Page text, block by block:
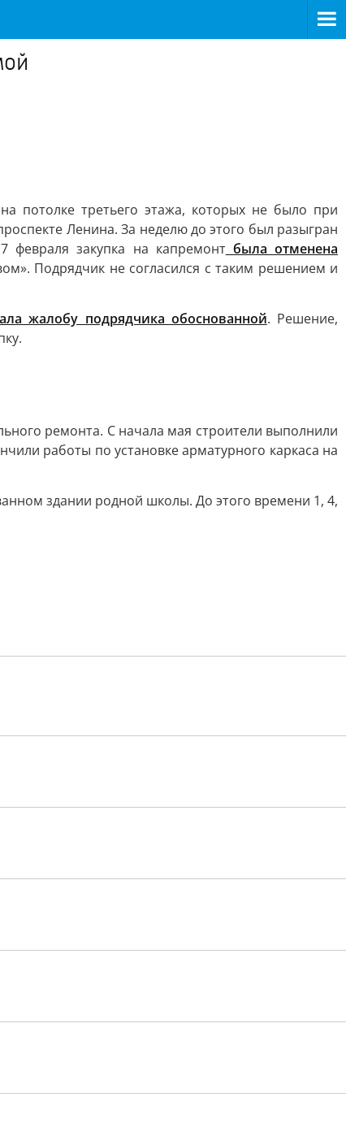
на потолке третьего этажа, которых не было при
Ленина. За неделю до этого был разыгран
февраля закупка на капремонтбыла отменена
Подрядчик не согласился с таким решением и
жалобу подрядчика обоснованной. Решение,
ремонта. С начала мая строители выполнили
работы по установке арматурного каркаса на
здании родной школы. До этого времени 1, 4,